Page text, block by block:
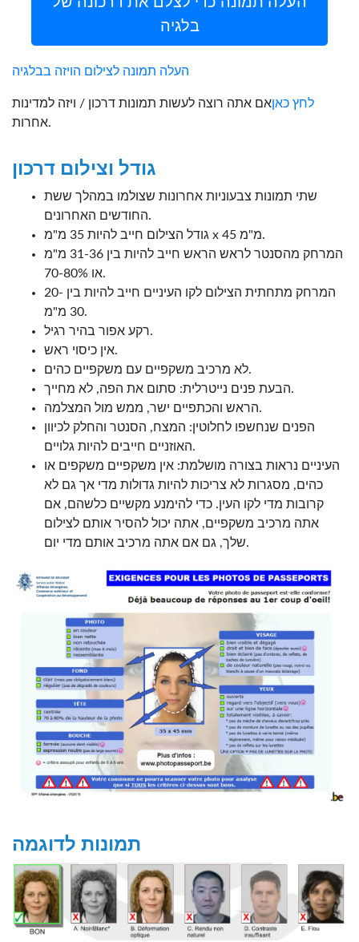
בלגיה
העלה תמונה לצילום הויזה בבלגיה
לחץ כאןאם אתה רוצה לעשות תמונות דרכון / ויזה למדינות
אחרות.
גודל וצילום דרכון
שתי תמונות צבעוניות אחרונות שצולמו במהלך ששת
החודשים האחרונים.
גודל הצילום חייב להיות 35 מ"מ x 45 מ"מ.
המרחק מהסנטר לראש הראש חייב להיות בין 31-36 מ"מ
או 70-80%.
המרחק מתחתית הצילום לקו העיניים חייב להיות בין 20-
30 מ"מ.
רקע אפור בהיר רגיל.
אין כיסוי ראש.
לא מרכיב משקפיים עם משקפיים כהים.
הבעת פנים נייטרלית: סתום את הפה, לא מחייך.
הראש והכתפיים ישר, ממש מול המצלמה.
הפנים שנחשפו לחלוטין: המצח, הסנטר והחלק לכיוון
האוזניים חייבים להיות גלויים.
העיניים נראות בצורה מושלמת: אין משקפיים משקפים או
כהים, מסגרות לא צריכות להיות גדולות מדי אך גם לא
קרובות מדי לקו העין. כדי להימנע מקשיים כלשהם, אם
אתה מרכיב משקפיים, אתה יכול להסיר אותם לצילום
שלך, גם אם אתה מרכיב אותם מדי יום.
תמונות לדוגמה